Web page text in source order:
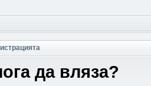
да вляза?